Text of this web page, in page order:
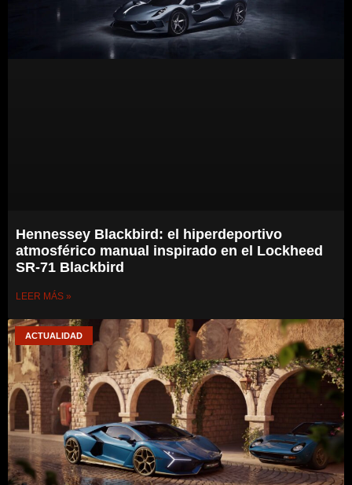
Hennessey Blackbird: el hiperdeportivo
atmosférico manual inspirado en el Lockheed
SR-71 Blackbird
LEER MÁS »
ACTUALIDAD